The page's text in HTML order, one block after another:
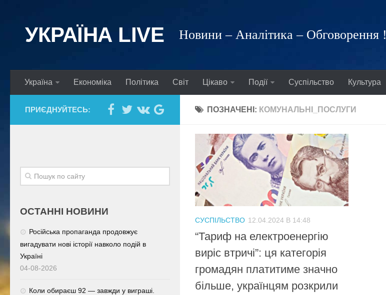
УКРАЇНА LIVE Новини – Аналітика – Обговорення !
Україна Економіка Політика Світ Цікаво Події Суспільство Культура
ПОЗНАЧЕНІ: КОМУНАЛЬНІ_ПОСЛУГИ
СУСПІЛЬСТВО 12.04.2024 В 14:48
“Тариф на електроенергію
виріс втричі”: ця категорія
громадян платитиме значно
більше, українцям розкрили
ПРИЄДНУЙТЕСЬ:
ОСТАННІ НОВИНИ
Російська пропаганда продовжує
вигадувати нові історії навколо подій в
Україні
04-08-2026
Коли обираєш 92 — завжди у виграші.